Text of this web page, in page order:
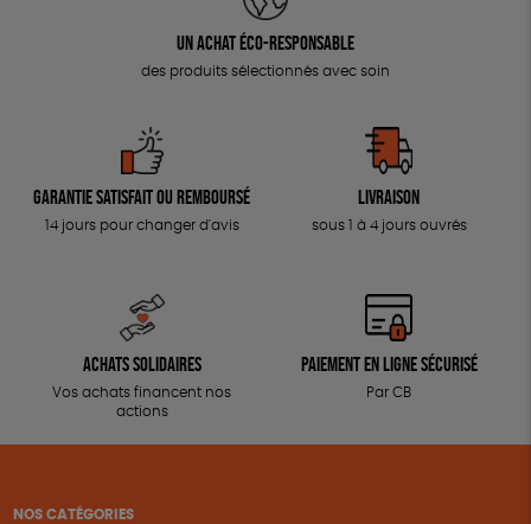
Un achat éco-responsable
des produits sélectionnés avec soin
Garantie satisfait ou remboursé
14 jours pour changer d'avis
Livraison
sous 1 à 4 jours ouvrés
Achats solidaires
Vos achats financent nos
actions
Paiement en ligne sécurisé
Par CB
NOS CATÉGORIES